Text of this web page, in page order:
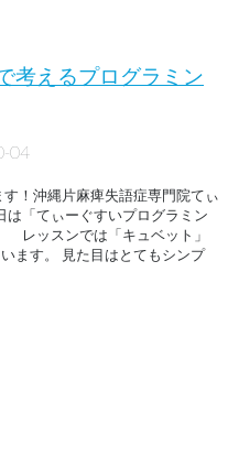
考えるプログラミン
04
！沖縄片麻痺失語症専門院てぃ
「てぃーぐすいプログラミン
レッスンでは「キュベット」
ます。 見た目はとてもシンプ